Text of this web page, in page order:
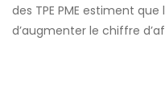
des TPE PME estiment
d’augmenter le chiffre